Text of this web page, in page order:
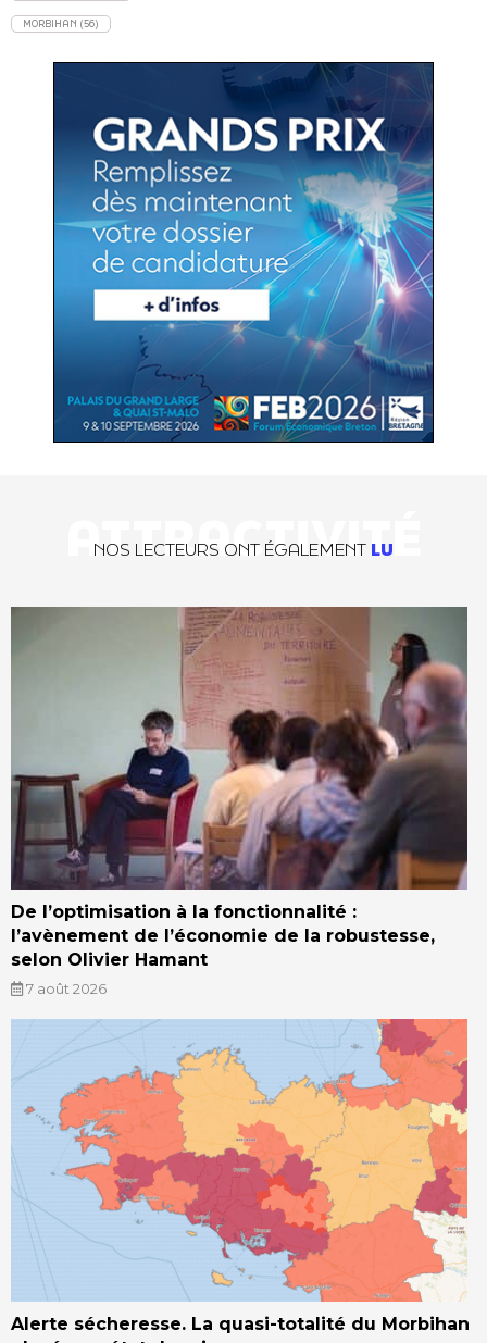
MORBIHAN (56)
ATTRACTIVITÉ
NOS LECTEURS ONT ÉGALEMENT LU
De l’optimisation à la fonctionnalité :
l’avènement de l’économie de la robustesse,
selon Olivier Hamant
7 août 2026
Alerte sécheresse. La quasi-totalité du Morbihan